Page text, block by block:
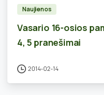
Naujienos
Vasario 16-osios
4, 5 pranešimai
2014-02-14